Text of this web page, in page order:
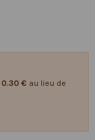
0.30 € au lieu de